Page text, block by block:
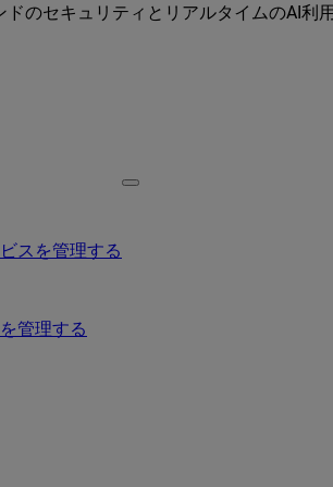
のセキュリティとリアルタイムのAI利
スを管理する
管理する